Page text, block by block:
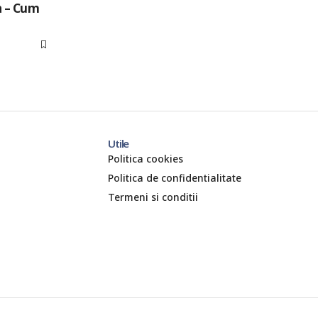
Cum
Utile
Politica cookies
Politica de confidentialitate
Termeni si conditii